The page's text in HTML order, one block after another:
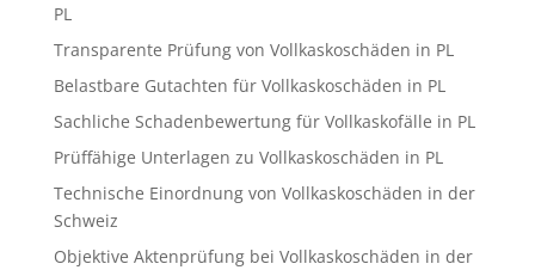
PL
Transparente Prüfung von Vollkaskoschäden in PL
Belastbare Gutachten für Vollkaskoschäden in PL
Sachliche Schadenbewertung für Vollkaskofälle in PL
Prüffähige Unterlagen zu Vollkaskoschäden in PL
Technische Einordnung von Vollkaskoschäden in der
Schweiz
Objektive Aktenprüfung bei Vollkaskoschäden in der